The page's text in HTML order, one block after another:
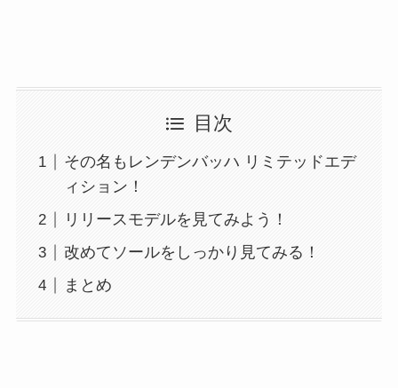
目次
その名もレンデンバッハ リミテッドエデ
ィション！
リリースモデルを見てみよう！
改めてソールをしっかり見てみる！
まとめ